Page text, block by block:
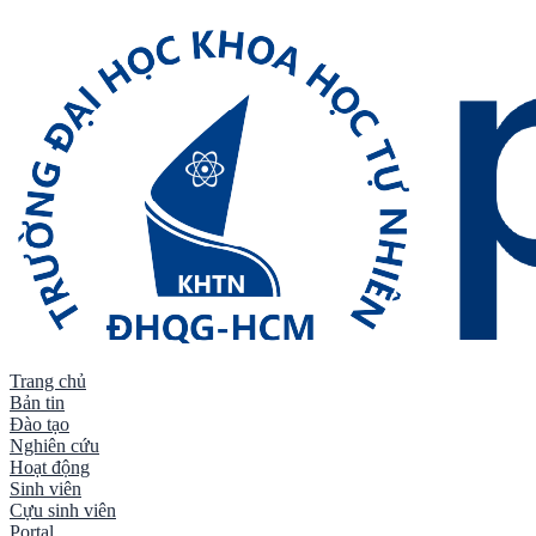
Trang chủ
Bản tin
Đào tạo
Nghiên cứu
Hoạt động
Sinh viên
Cựu sinh viên
Portal
Trang chủ/Tin tức